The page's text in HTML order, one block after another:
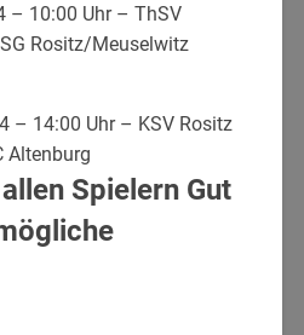
– 10:00 Uhr – ThSV
Rositz/Meuselwitz
– 14:00 Uhr – KSV Rositz
Altenburg
Spielern Gut